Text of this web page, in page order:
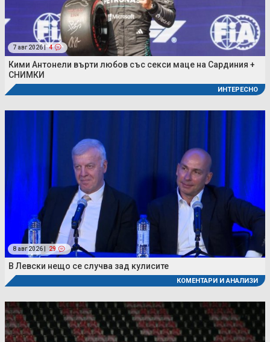
7 авг 2026 | 4
Кими Антонели върти любов със секси маце на Сардиния +
СНИМКИ
ИНТЕРЕСНО
8 авг 2026 | 29
В Левски нещо се случва зад кулисите
КОМЕНТАРИ И АНАЛИЗИ